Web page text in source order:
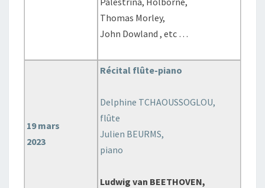
Thomas Morley,
John Dowland , etc …
19 mars
2023
Récital flûte-piano
Delphine TCHAOUSSOGLOU,
flûte
Julien BEURMS,
piano
Ludwig van BEETHOVEN,